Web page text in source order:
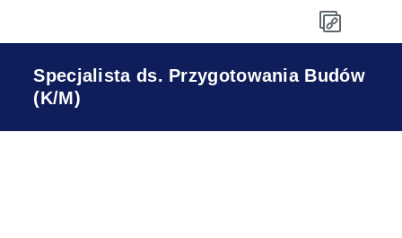
Specjalista ds. Przygotowania Budów
(K/M)